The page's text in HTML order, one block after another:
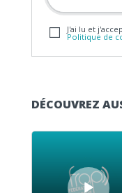
J'ai lu et
Politique de
DÉCOUVREZ
Lecteur audio